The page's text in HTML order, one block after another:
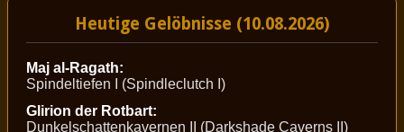
Heutige Gelöbnisse (10.08.2026)
Maj al-Ragath:
Spindeltiefen I (Spindleclutch I)
Glirion der Rotbart:
Dunkelschattenkavernen II (Darkshade Caverns II)